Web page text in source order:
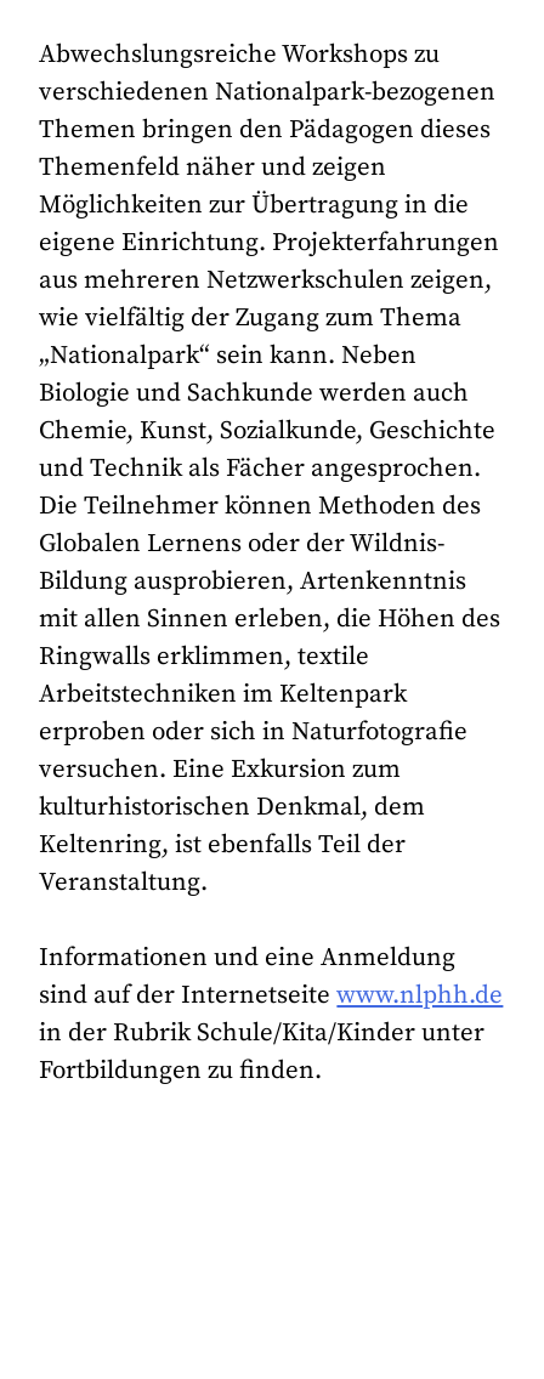
Abwechslungsreiche Workshops zu
verschiedenen Nationalpark-bezogenen
Themen bringen den Pädagogen dieses
Themenfeld näher und zeigen
Möglichkeiten zur Übertragung in die
eigene Einrichtung. Projekterfahrungen
aus mehreren Netzwerkschulen zeigen,
wie vielfältig der Zugang zum Thema
„Nationalpark“ sein kann. Neben
Biologie und Sachkunde werden auch
Chemie, Kunst, Sozialkunde, Geschichte
und Technik als Fächer angesprochen.
Die Teilnehmer können Methoden des
Globalen Lernens oder der Wildnis-
Bildung ausprobieren, Artenkenntnis
mit allen Sinnen erleben, die Höhen des
Ringwalls erklimmen, textile
Arbeitstechniken im Keltenpark
erproben oder sich in Naturfotografie
versuchen. Eine Exkursion zum
kulturhistorischen Denkmal, dem
Keltenring, ist ebenfalls Teil der
Veranstaltung.
Informationen und eine Anmeldung
sind auf der Internetseitewww.nlphh.de
in der Rubrik Schule/Kita/Kinder unter
Fortbildungen zu finden.